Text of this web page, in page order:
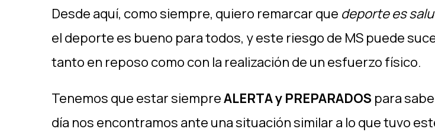
Desde aquí, como siempre, quiero remarcar que deporte es
el deporte es bueno para todos, y este riesgo de MS puede
tanto en reposo como con la realización de un esfuerzo físico.
Tenemos que estar siempreALERTA y PREPARADOS para
día nos encontramos ante una situación similar a lo que tuvo